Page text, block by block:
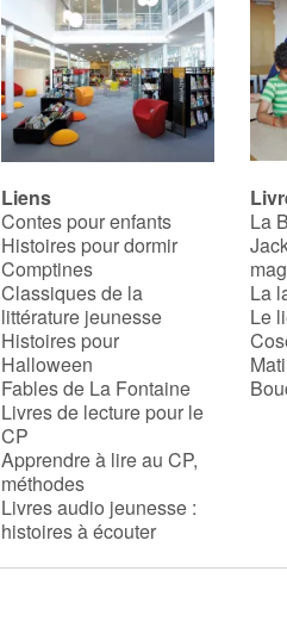
Liens
Contes pour enfants
Histoires pour dormir
Comptines
Classiques de la
littérature jeunesse
Histoires pour
Halloween
Fables de La Fontaine
Livres de lecture pour le
CP
Apprendre à lire au CP,
méthodes
Livres audio jeunesse :
histoires à écouter
La
La
Le